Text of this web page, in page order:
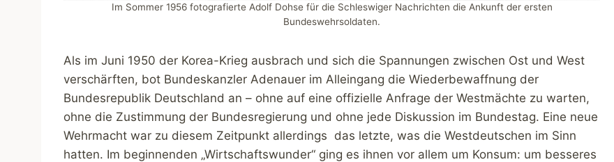
Im Sommer 1956 fotografierte Adolf Dohse für die Schleswiger Nachrichten die Ankunft der ersten
Bundeswehrsoldaten.
Als im Juni 1950 der Korea-Krieg ausbrach und sich die Spannungen zwischen Ost und West
verschärften, bot Bundeskanzler Adenauer im Alleingang die Wiederbewaffnung der
Bundesrepublik Deutschland an – ohne auf eine offizielle Anfrage der Westmächte zu warten,
ohne die Zustimmung der Bundesregierung und ohne jede Diskussion im Bundestag. Eine neue
Wehrmacht war zu diesem Zeitpunkt allerdings das letzte, was die Westdeutschen im Sinn
hatten. Im beginnenden „Wirtschaftswunder“ ging es ihnen vor allem um Konsum: um besseres